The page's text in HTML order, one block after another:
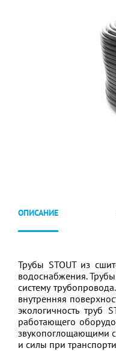
ОПИСАНИЕ
Трубы STOUT из
водоснабжения.
систему
внутренняя
экологичность труб
работающего
звукопоглощающими
и силы при